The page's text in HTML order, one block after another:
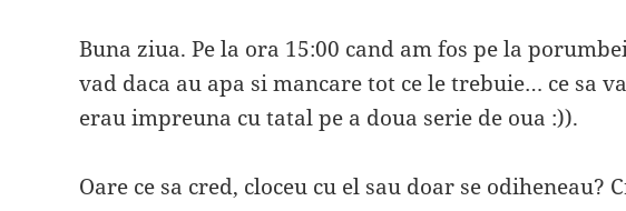
Buna ziua. Pe la ora 15:00 cand am fos pe la
vad daca au apa si mancare tot ce le trebuie… ce sa
erau impreuna cu tatal pe a doua serie de oua :)).
Oare ce sa cred, cloceu cu el sau doar se odiheneau?